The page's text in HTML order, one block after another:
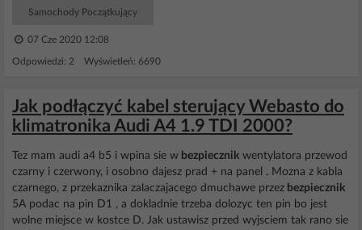
Samochody Początkujący
07 Cze 2020 12:08
Odpowiedzi: 2 Wyświetleń: 6690
Jak podłączyć kabel sterujący Webasto do
klimatronika Audi A4 1.9 TDI 2000?
Tez mam audi a4 b5 i wpina sie w bezpiecznik wentylatora przewod
czarny i czerwony, i osobno dajesz prad + na panel . Mozna z kabla
czarnego, z przekaznika zalaczajacego dmuchawe przez bezpiecznik
5A podac na pin D1 , a dokladnie trzeba dolozyc ten pin bo jest
wolne miejsce w kostce D. Jak ustawisz przed wyjsciem tak rano sie